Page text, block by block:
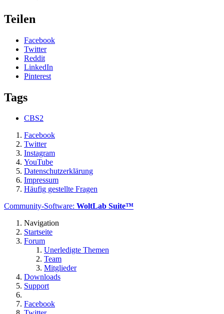
Teilen
Facebook
Twitter
Reddit
LinkedIn
Pinterest
Tags
CBS2
Facebook
Twitter
Instagram
YouTube
Datenschutzerklärung
Impressum
Häufig gestellte Fragen
Community-Software: WoltLab Suite™
Navigation
Startseite
Forum
Unerledigte Themen
Team
Mitglieder
Downloads
Support
Facebook